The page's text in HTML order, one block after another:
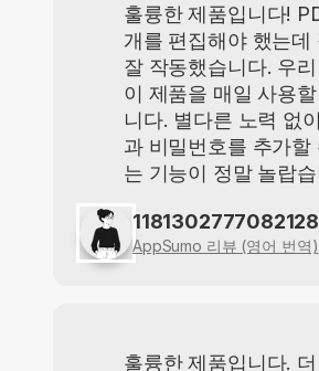
훌륭한 제품입니다!
개를 편집해야 했는데
잘 작동했습니다. 우
이 제품을 매일 사용
니다. 별다른 노력 없
과 비밀번호를 추가할
는 기능이 정말 놀랍
AppSumo 리뷰 (영어 번역)
훌륭한 제품입니다.